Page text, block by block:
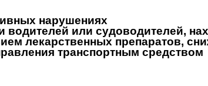
нарушениях
или судоводителей,
лекарственных препаратов,
транспортным средством